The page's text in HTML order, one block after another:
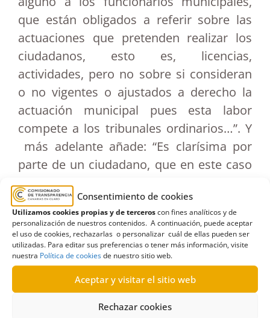
Consentimiento de cookies
Utilizamos cookies propias y de terceroscon fines analíticos y de
personalización de nuestros contenidos. A continuación, puede aceptar
el uso de cookies, rechazarlas o personalizar cuál de ellas pueden ser
utilizadas. Para editar sus preferencias o tener más información, visite
nuestra Política de cookiesde nuestro sitio web.
Aceptar y visitar el sitio web
Rechazar cookies
que están obligados a referir sobre las
actuaciones que pretenden realizar los
ciudadanos, esto es, licencias,
actividades, pero no sobre si consideran
o no vigentes o ajustados a derecho la
actuación municipal pues esta labor
compete a los tribunales ordinarios…”. Y
más adelante añade: “Es clarísima por
parte de un ciudadano, que en este caso
es afectado por dicho plan, en su finca y
paga sus impuestos municipales. Se
pregunta si el plan se aprobó y si ha
entrado en vigor, y eso no es ninguna
opinión jurídica sino una realidad formal
que el ayuntamiento tiene la obligación
de conocer y el administrado el derecho
de saber; pues no es lo mismo aprobar